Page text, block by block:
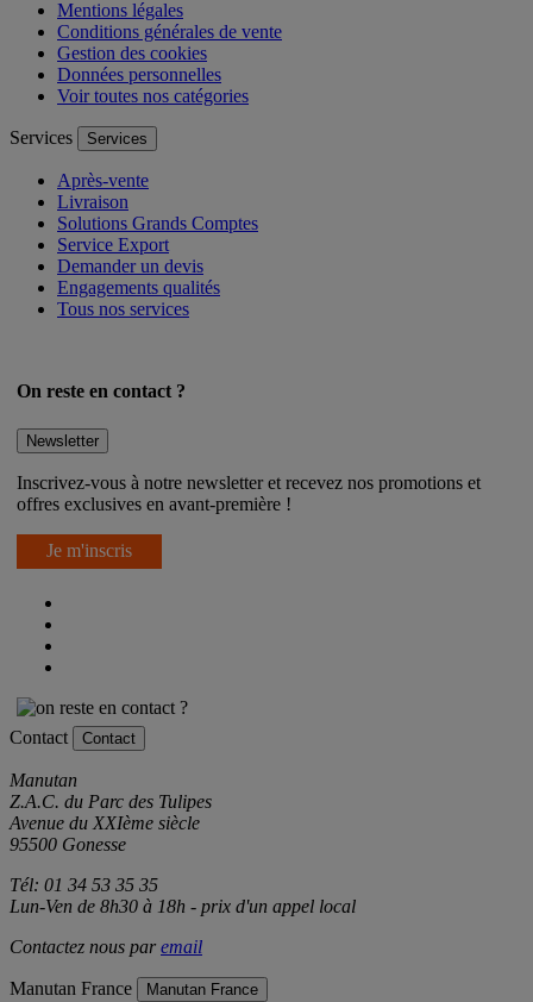
Mentions légales
Conditions générales de vente
Gestion des cookies
Données personnelles
Voir toutes nos catégories
Services Services
Après-vente
Livraison
Solutions Grands Comptes
Service Export
Demander un devis
Engagements qualités
Tous nos services
On reste en contact ?
Newsletter
Inscrivez-vous à notre newsletter et recevez nos promotions et
offres exclusives en avant-première !
Je m'inscris
Contact Contact
Manutan
Z.A.C. du Parc des Tulipes
Avenue du XXIème siècle
95500 Gonesse
Tél: 01 34 53 35 35
Lun-Ven de 8h30 à 18h - prix d'un appel local
Contactez nous paremail
Manutan France Manutan France